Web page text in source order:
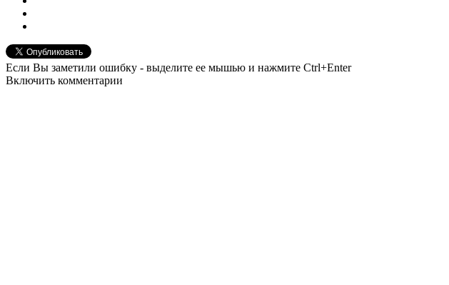
Если Вы заметили ошибку - выделите ее мышью и нажмите Ctrl+Enter
Включить комментарии